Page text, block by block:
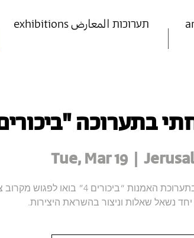
exhibitions תערוכות المعارض
בתערוכה "ביכורים
Tue, Mar 19
  |
מוזמנים לפעילות לילדים בתערוכת האמנות “ביכורים 4” בואו
יחד נשאל שאלות וניצור בהשראת היצירות.